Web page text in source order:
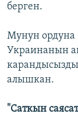
берген.
Мунун
Украинанын
алышкан.
"Саткын